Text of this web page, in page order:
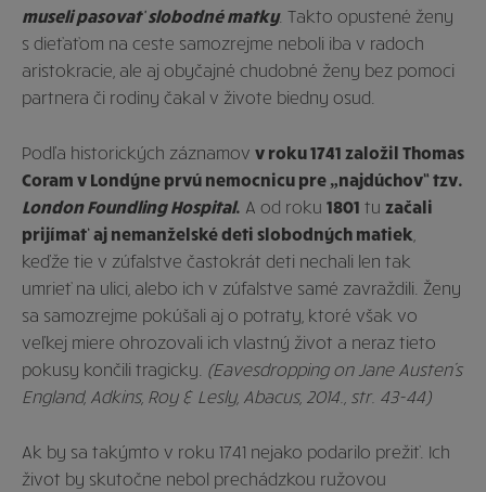
museli pasovať slobodné matky. Takto opustené ženy
s dieťaťom na ceste samozrejme neboli iba v radoch
aristokracie, ale aj obyčajné chudobné ženy bez pomoci
partnera či rodiny čakal v živote biedny osud.
Podľa historických záznamov v roku 1741 založil Thomas
Coram v Londýne prvú nemocnicu pre „najdúchov“ tzv.
London Foundling Hospital. A od roku 1801 tu začali
prijímať aj nemanželské deti slobodných matiek
keďže tie v zúfalstve častokrát deti nechali len tak
umrieť na ulici, alebo ich v zúfalstve samé zavraždili. Ženy
sa samozrejme pokúšali aj o potraty, ktoré však vo
veľkej miere ohrozovali ich vlastný život a neraz tieto
pokusy končili tragicky. (Eavesdropping on Jane Austen´s
England, Adkins, Roy & Lesly, Abacus, 2014., str. 43-44)
Ak by sa takýmto v roku 1741 nejako podarilo prežiť. Ich
život by skutočne nebol prechádzkou ružovou